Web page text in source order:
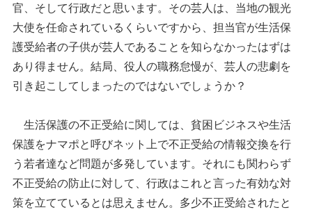
官、そして行政だと思います。その芸人は、当地の観光
大使を任命されているくらいですから、担当官が生活保
護受給者の子供が芸人であることを知らなかったはずは
あり得ません。結局、役人の職務怠慢が、芸人の悲劇を
引き起こしてしまったのではないでしょうか？
生活保護の不正受給に関しては、貧困ビジネスや生活
保護をナマポと呼びネット上で不正受給の情報交換を行
う若者達など問題が多発しています。それにも関わらず
不正受給の防止に対して、行政はこれと言った有効な対
策を立てているとは思えません。多少不正受給されたと